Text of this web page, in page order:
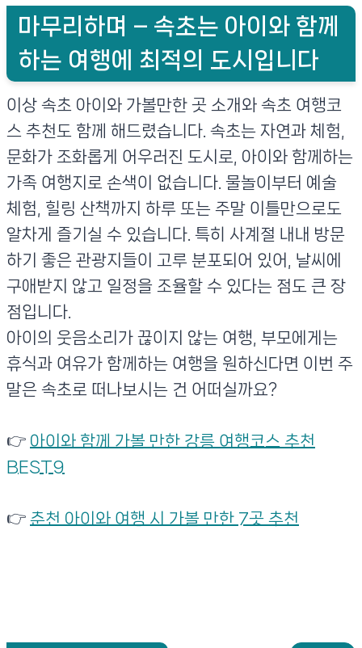
마무리하며 – 속초는 아이와 함께
하는 여행에 최적의 도시입니다
이상 속초 아이와 가볼만한 곳 소개와 속초 여행코
스 추천도 함께 해드렸습니다. 속초는 자연과 체험,
문화가 조화롭게 어우러진 도시로, 아이와 함께하는
가족 여행지로 손색이 없습니다. 물놀이부터 예술
체험, 힐링 산책까지 하루 또는 주말 이틀만으로도
알차게 즐기실 수 있습니다. 특히 사계절 내내 방문
하기 좋은 관광지들이 고루 분포되어 있어, 날씨에
구애받지 않고 일정을 조율할 수 있다는 점도 큰 장
점입니다.
아이의 웃음소리가 끊이지 않는 여행, 부모에게는
휴식과 여유가 함께하는 여행을 원하신다면 이번 주
말은 속초로 떠나보시는 건 어떠실까요?
👉 아이와 함께 가볼 만한 강릉 여행코스 추천
BEST9
👉 춘천 아이와 여행 시 가볼 만한 7곳 추천